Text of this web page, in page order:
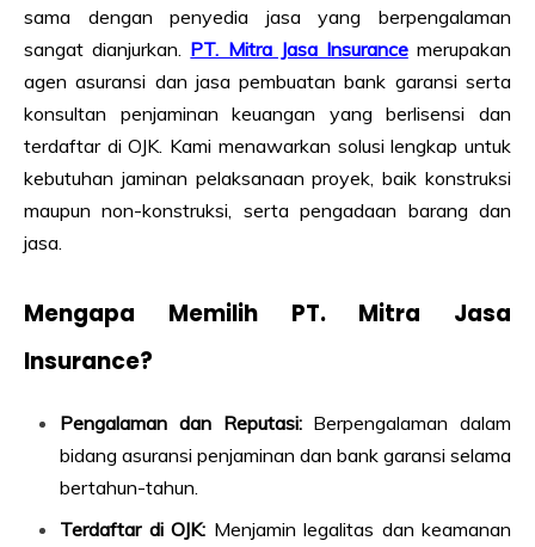
sama dengan penyedia jasa yang berpengalaman
sangat dianjurkan. PT. Mitra Jasa Insurancemerupakan
agen asuransi dan jasa pembuatan bank garansi serta
konsultan penjaminan keuangan yang berlisensi dan
terdaftar di OJK. Kami menawarkan solusi lengkap untuk
kebutuhan jaminan pelaksanaan proyek, baik konstruksi
maupun non-konstruksi, serta pengadaan barang dan
jasa.
Mengapa Memilih PT. Mitra Jasa
Insurance?
Pengalaman dan Reputasi:Berpengalaman dalam
bidang asuransi penjaminan dan bank garansi selama
bertahun-tahun.
Terdaftar di OJK: Menjamin legalitas dan keamanan